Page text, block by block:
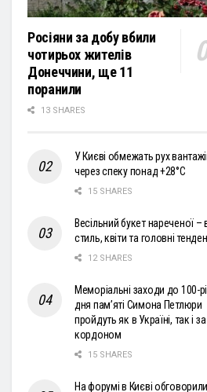
Росіяни за добу вбили
чотирьох жителів
Донеччини, ще 11
поранили
13 SHARES
У Києві обмежать рух
через спеку понад +28°С
15 SHARES
Весільний букет нареченої –
стиль, квіти та головні
12 SHARES
Меморіальні заходи до 100-
дня пам’яті Симона Петлюри
пройдуть як в Україні, так і за
кордоном
15 SHARES
На форумі в Києві обговорили